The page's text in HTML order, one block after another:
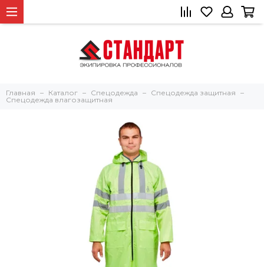
Главная Каталог Спецодежда
Спецодежда защитная
Спецодежда влагозащитная